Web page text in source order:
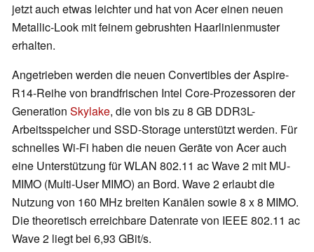
jetzt auch etwas leichter und hat von Acer einen neuen
Metallic-Look mit feinem gebrushten Haarlinienmuster
erhalten.
Angetrieben werden die neuen Convertibles der Aspire-
R14-Reihe von brandfrischen Intel Core-Prozessoren der
Generation Skylake, die von bis zu 8 GB DDR3L-
Arbeitsspeicher und SSD-Storage unterstützt werden. Für
schnelles Wi-Fi haben die neuen Geräte von Acer auch
eine Unterstützung für WLAN 802.11 ac Wave 2 mit MU-
MIMO (Multi-User MIMO) an Bord. Wave 2 erlaubt die
Nutzung von 160 MHz breiten Kanälen sowie 8 x 8 MIMO.
Die theoretisch erreichbare Datenrate von IEEE 802.11 ac
Wave 2 liegt bei 6,93 GBit/s.